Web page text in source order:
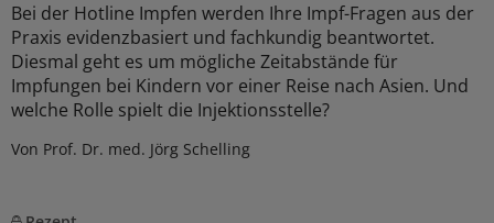
Bei der Hotline Impfen werden Ihre Impf-Fragen aus der
Praxis evidenzbasiert und fachkundig beantwortet.
Diesmal geht es um mögliche Zeitabstände für
Impfungen bei Kindern vor einer Reise nach Asien. Und
welche Rolle spielt die Injektionsstelle?
Von Prof. Dr. med. Jörg Schelling